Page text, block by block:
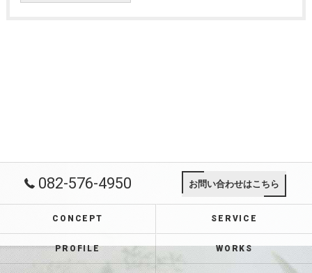
082-576-4950 お問い合わせはこちら
CONCEPT SERVICE
PROFILE WORKS